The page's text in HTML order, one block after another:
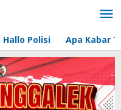
Hallo Polisi Apa Kabar